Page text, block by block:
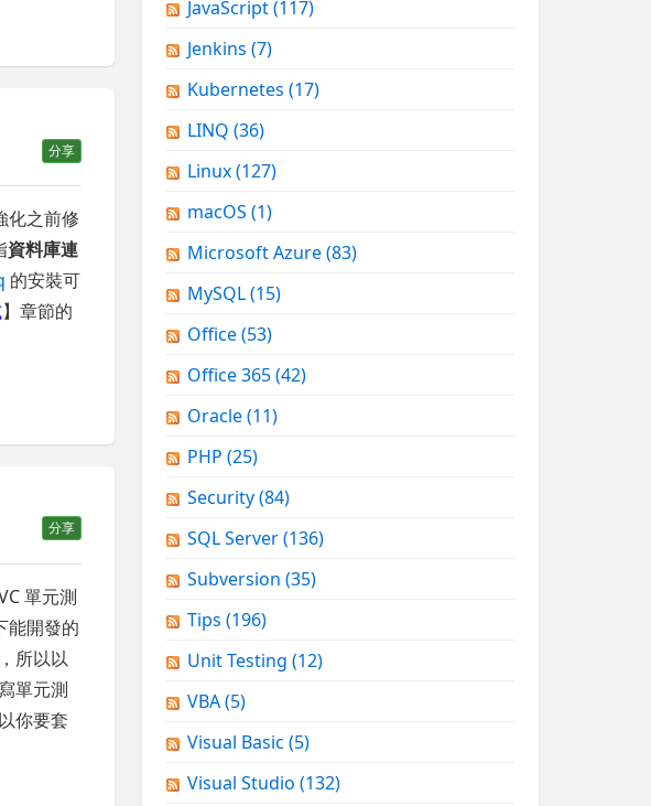
分享
化之前修
資料庫連
的安裝可
】章節的
分享
單元測
能開發的
所以以
單元測
你要套
JavaScript(117)
Jenkins (7)
Kubernetes (17)
LINQ (36)
Linux(127)
macOS (1)
Microsoft Azure(83)
MySQL(15)
Office(53)
Office 365(42)
Oracle(11)
PHP (25)
Security(84)
SQL Server(136)
Subversion (35)
Tips (196)
Unit Testing (12)
VBA(5)
Visual Basic (5)
Visual Studio (132)